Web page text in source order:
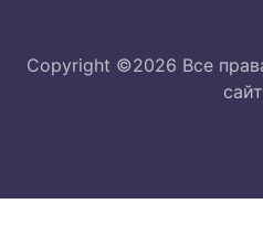
Copyright ©2026 Все